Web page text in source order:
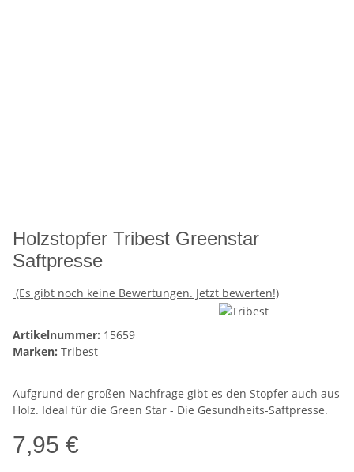
Holzstopfer Tribest Greenstar
Saftpresse
(Es gibt noch keine Bewertungen. Jetzt bewerten!)
Artikelnummer: 15659
Marken: Tribest
Aufgrund der großen Nachfrage gibt es den Stopfer auch aus
Holz. Ideal für die Green Star - Die Gesundheits-Saftpresse.
7,95 €